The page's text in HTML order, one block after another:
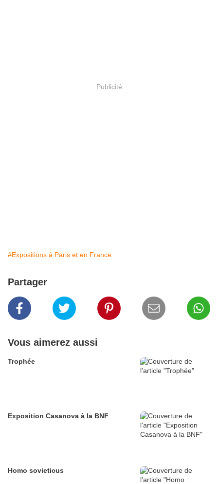
Publicité
#Expositions à Paris et en France
Partager
Vous aimerez aussi
Trophée
Exposition Casanova à la BNF
Homo sovieticus